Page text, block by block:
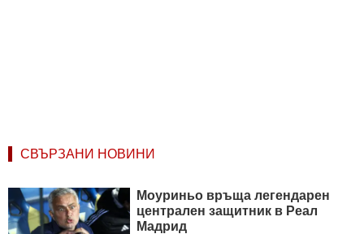
СВЪРЗАНИ НОВИНИ
Моуриньо връща легендарен
централен защитник в Реал
Мадрид